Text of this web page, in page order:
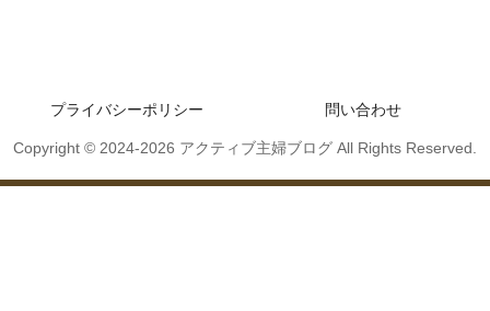
プライバシーポリシー 問い合わせ
Copyright © 2024-2026 アクティブ主婦ブログ All Rights Reserved.